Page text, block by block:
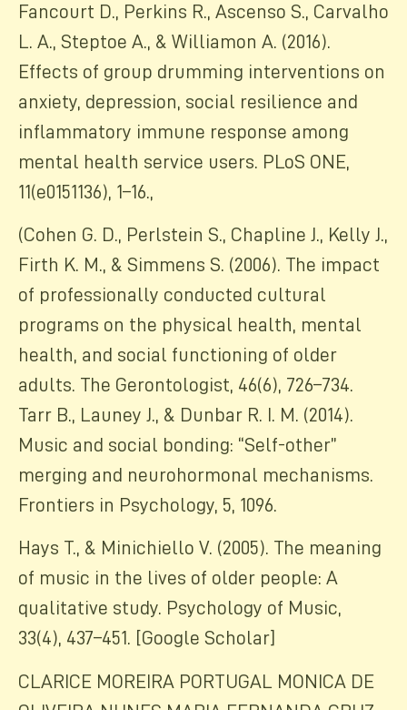
Fancourt D., Perkins R., Ascenso S., Carvalho
L. A., Steptoe A., & Williamon A. (2016).
Effects of group drumming interventions on
anxiety, depression, social resilience and
inflammatory immune response among
mental health service users. PLoS ONE,
11(e0151136), 1–16.,
(Cohen G. D., Perlstein S., Chapline J., Kelly J.,
Firth K. M., & Simmens S. (2006). The impact
of professionally conducted cultural
programs on the physical health, mental
health, and social functioning of older
adults. The Gerontologist, 46(6), 726–734.
Tarr B., Launey J., & Dunbar R. I. M. (2014).
Music and social bonding: “Self-other”
merging and neurohormonal mechanisms.
Frontiers in Psychology, 5, 1096.
Hays T., & Minichiello V. (2005). The meaning
of music in the lives of older people: A
qualitative study. Psychology of Music,
33(4), 437–451. [Google Scholar]
CLARICE MOREIRA PORTUGAL MONICA DE